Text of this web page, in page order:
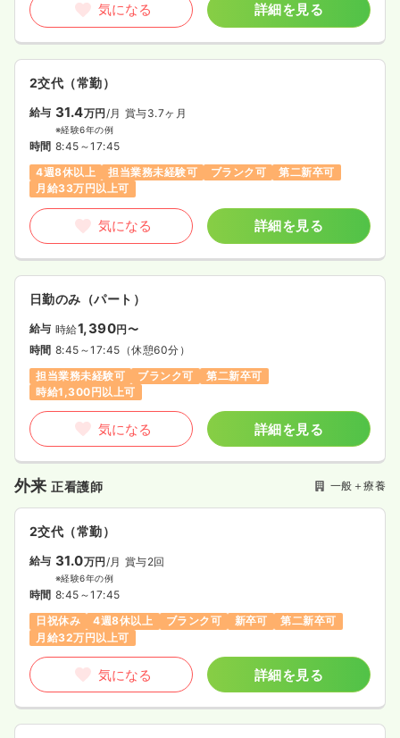
気になる 詳細を見る
2交代（常勤）
給与 31.4万円 /月 賞与3.7ヶ月
※経験6年の例
時間 8:45～17:45
4週8休以上
担当業務未経験可 ブランク可
第二新卒可
月給33万円以上可
気になる 詳細を見る
日勤のみ（パート）
給与 時給1,390円〜
時間 8:45～17:45 （休憩60分）
担当業務未経験可
ブランク可
第二新卒可
時給1,300円以上可
気になる 詳細を見る
外来正看護師 一般＋療養
2交代（常勤）
給与 31.0万円/月 賞与2回
※経験6年の例
時間 8:45～17:45
日祝休み
4週8休以上 ブランク可 新卒可
第二新卒可
月給32万円以上可
気になる 詳細を見る